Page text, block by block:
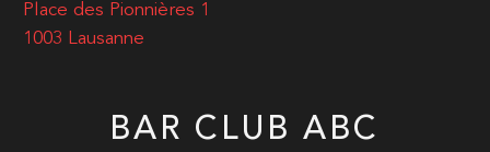
Place des Pionnières 1
1003 Lausanne
BAR CLUB ABC